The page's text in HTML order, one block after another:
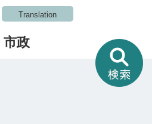
Translation
市政
情
報
を